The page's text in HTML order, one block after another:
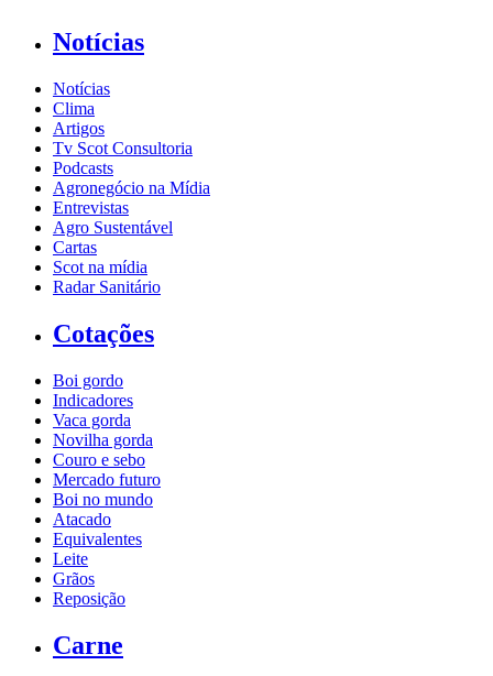
Notícias
Notícias
Clima
Artigos
Tv Scot Consultoria
Podcasts
Agronegócio na Mídia
Entrevistas
Agro Sustentável
Cartas
Scot na mídia
Radar Sanitário
Cotações
Boi gordo
Indicadores
Vaca gorda
Novilha gorda
Couro e sebo
Mercado futuro
Boi no mundo
Atacado
Equivalentes
Leite
Grãos
Reposição
Carne